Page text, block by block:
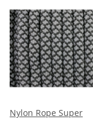
Nylon Rope Super